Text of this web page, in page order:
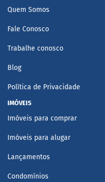
Quem Somos
Fale Conosco
Trabalhe conosco
Blog
Política de Privacidade
IMÓVEIS
Imóveis para comprar
Imóveis para alugar
Lançamentos
Condomínios